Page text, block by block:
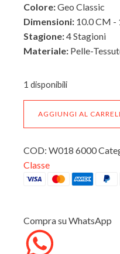
Colore:Geo Classic
Dimensioni: 10.0 CM -
Stagione:4 Stagioni
Materiale: Pelle-
ESTERNO
INTERNO
1 disponibili
Portafoglio
Alviero
Martini
W018
AGGIUNGI AL
COD: W018 6000
Classe
Compra su WhatsApp